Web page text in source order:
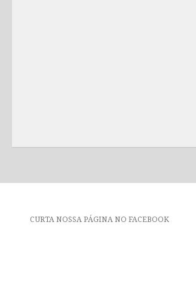
CURTA NOSSA PÁGINA NO FACEBOOK